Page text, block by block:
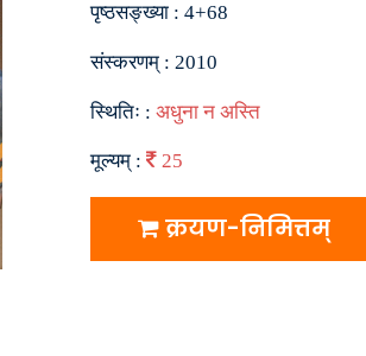
पृष्ठसङ्ख्या : 4+68
संस्करणम् : 2010
स्थितिः : अधुना न अस्ति
मूल्यम् : 25
क्रयण-निमित्तम्